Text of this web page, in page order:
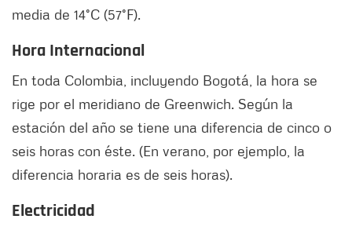
media de 14°C (57°F).
Hora Internacional
En toda Colombia, incluyendo Bogotá, la hora se
rige por el meridiano de Greenwich. Según la
estación del año se tiene una diferencia de cinco o
seis horas con éste. (En verano, por ejemplo, la
diferencia horaria es de seis horas).
Electricidad